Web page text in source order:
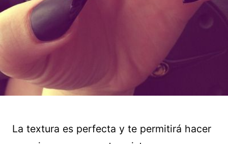
La textura es perfecta y te permitirá hacer